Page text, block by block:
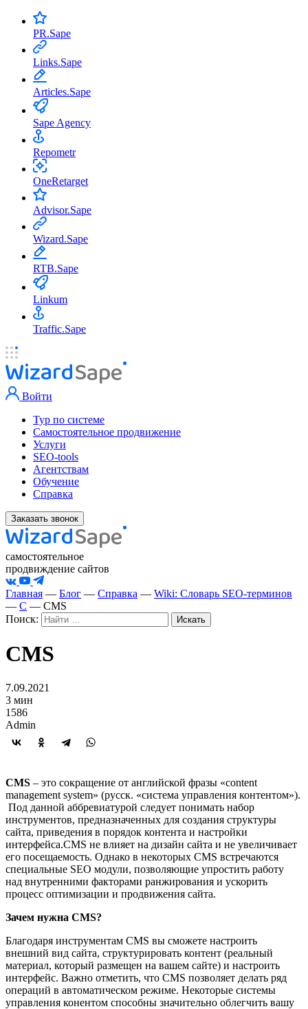
PR.Sape
Links.Sape
Articles.Sape
Sape Agency
Repometr
OneRetarget
Advisor.Sape
Wizard.Sape
RTB.Sape
Linkum
Traffic.Sape
Войти
Тур по системе
Самостоятельное продвижение
Услуги
SEO-tools
Агентствам
Обучение
Справка
Заказать звонок
самостоятельное
продвиждение сайтов
Главная — Блог — Справка — Wiki: Словарь SEO-терминов
— C — CMS
Поиск:
CMS
7.09.2021
3 мин
1586
Admin
CMS – это сокращение от английской фразы «content
management system» (русск. «система управления контентом»).
Под данной аббревиатурой следует понимать набор
инструментов, предназначенных для создания структуры
сайта, приведения в порядок контента и настройки
интерфейса.СМS не влияет на дизайн сайта и не увеличивает
его посещаемость. Однако в некоторых СМS встречаются
специальные SEO модули, позволяющие упростить работу
над внутренними факторами ранжирования и ускорить
процесс оптимизации и продвижения сайта.
Зачем нужна CMS?
Благодаря инструментам CMS вы сможете настроить
внешний вид сайта, структурировать контент (реальный
материал, который размещен на вашем сайте) и настроить
интерфейс. Важно отметить, что CMS позволяет делать ряд
операций в автоматическом режиме. Некоторые системы
управления конентом способны значительно облегчить вашу